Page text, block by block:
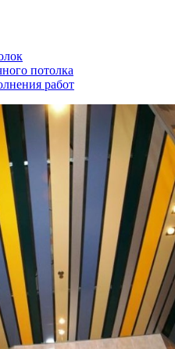
потолка
работ